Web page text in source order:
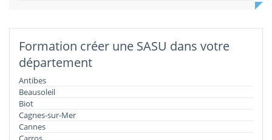
Formation créer une SASU dans votre
département
Antibes
Beausoleil
Biot
Cagnes-sur-Mer
Cannes